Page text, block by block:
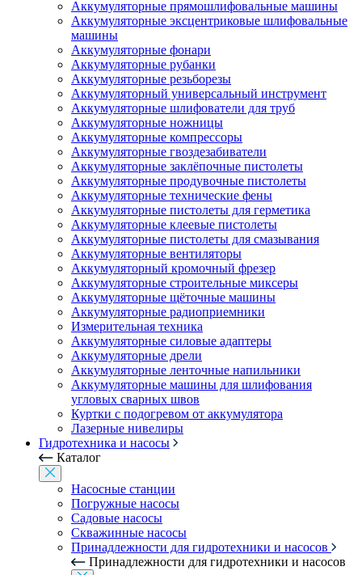
Аккумуляторные прямошлифовальные машины
Аккумуляторные эксцентриковые шлифовальные
машины
Аккумуляторные фонари
Аккумуляторные рубанки
Аккумуляторные резьборезы
Аккумуляторный универсальный инструмент
Аккумуляторные шлифователи для труб
Аккумуляторные ножницы
Аккумуляторные компрессоры
Аккумуляторные гвоздезабиватели
Аккумуляторные заклёпочные пистолеты
Аккумуляторные продувочные пистолеты
Аккумуляторные технические фены
Аккумуляторные пистолеты для герметика
Аккумуляторные клеевые пистолеты
Аккумуляторные пистолеты для смазывания
Аккумуляторные вентиляторы
Аккумуляторный кромочный фрезер
Аккумуляторные строительные миксеры
Аккумуляторные щёточные машины
Аккумуляторные радиоприемники
Измерительная техника
Аккумуляторные силовые адаптеры
Аккумуляторные дрели
Аккумуляторные ленточные напильники
Аккумуляторные машины для шлифования
угловых сварных швов
Куртки с подогревом от аккумулятора
Лазерные нивелиры
Гидротехника и насосы
Каталог
Насосные станции
Погружные насосы
Садовые насосы
Скважинные насосы
Принадлежности для гидротехники и насосов
Принадлежности для гидротехники и насосов